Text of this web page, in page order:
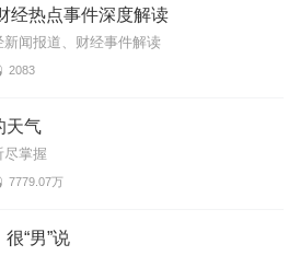
经热点事件深度解读
新闻报道、财经事件解读
2083
天气
尽掌握
7779.07万
很“男”说